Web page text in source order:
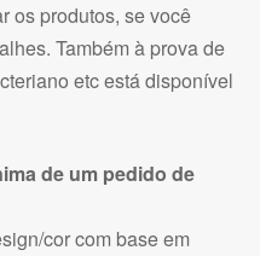
os produtos, se você
Também à prova de
etc está disponível
de um pedido de
cor com base em